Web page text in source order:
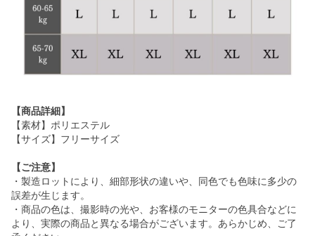
【商品詳細】
【素材】ポリエステル
【サイズ】フリーサイズ
【ご注意】
・製造ロットにより、細部形状の違いや、同色でも色味に多少の
誤差が生じます。
・商品の色は、撮影時の光や、お客様のモニターの色具合などに
より、実際の商品と異なる場合がございます。あらかじめ、ご了